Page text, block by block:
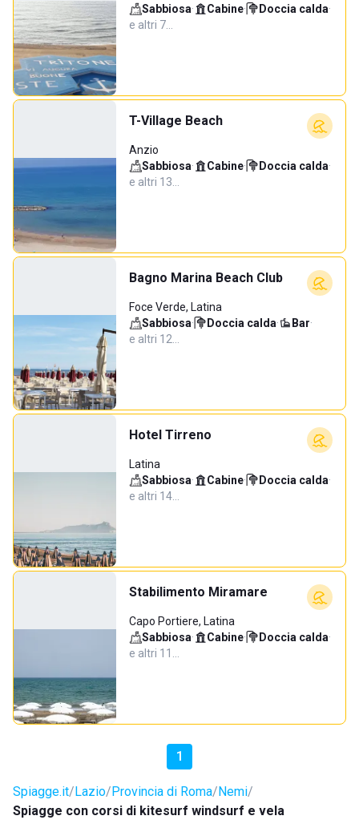
Sabbiosa· Cabine· Doccia calda·
e altri 7…
T-Village Beach
Anzio
Sabbiosa· Cabine· Doccia calda·
e altri 13…
Bagno Marina Beach Club
Foce Verde, Latina
Sabbiosa· Doccia calda· Bar·
e altri 12…
Hotel Tirreno
Latina
Sabbiosa· Cabine· Doccia calda·
e altri 14…
Stabilimento Miramare
Capo Portiere, Latina
Sabbiosa· Cabine· Doccia calda·
e altri 11…
1
Spiagge.it Lazio Provincia di Roma Nemi
Spiagge con corsi di kitesurf windsurf e vela